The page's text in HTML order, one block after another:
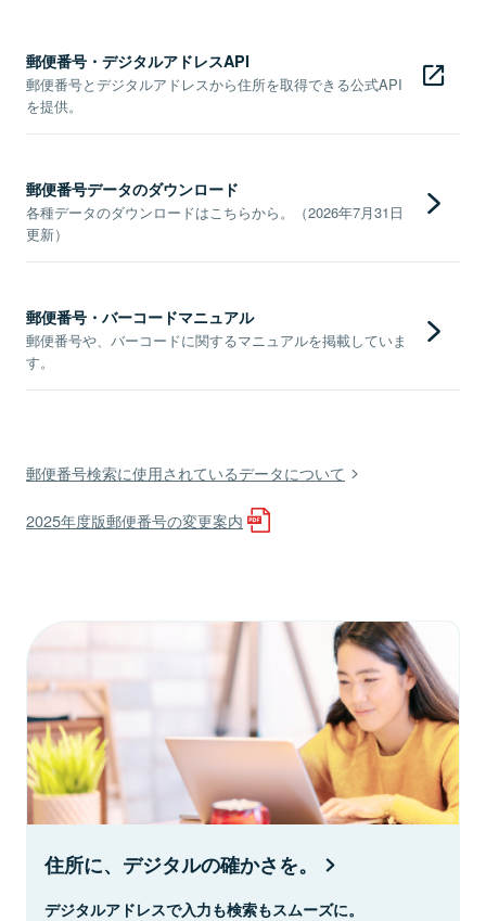
郵便番号・デジタルアドレスAPI
郵便番号とデジタルアドレスから住所を取得できる公式API
を提供。
郵便番号データのダウンロード
各種データのダウンロードはこちらから。（2026年7月31日
更新）
郵便番号・バーコードマニュアル
郵便番号や、バーコードに関するマニュアルを掲載していま
す。
郵便番号検索に使用されているデータについて
2025年度版郵便番号の変更案内
住所に、デジタルの確かさを。
デジタルアドレスで入力も検索もスムーズに。